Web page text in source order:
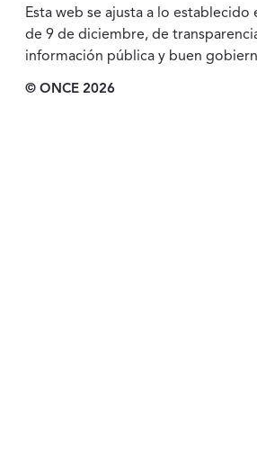
Esta web se ajusta a lo establecido
de 9 de diciembre, de
información pública y buen
© ONCE 2026